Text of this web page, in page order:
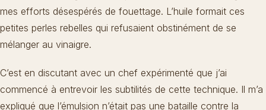
mes efforts désespérés de fouettage. L’huile formait ces
petites perles rebelles qui refusaient obstinément de se
mélanger au vinaigre.
C’est en discutant avec un chef expérimenté que j’ai
commencé à entrevoir les subtilités de cette technique. Il m’a
expliqué que l’émulsion n’était pas une bataille contre la